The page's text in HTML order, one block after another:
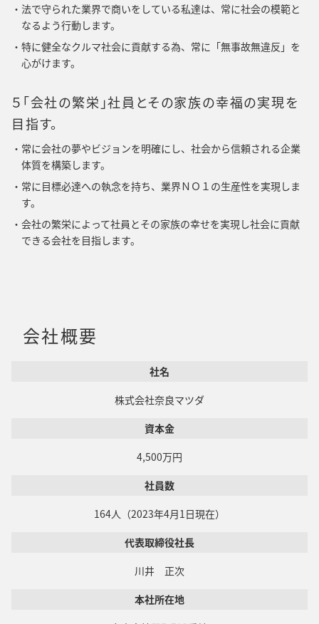
法で守られた業界で商いをしている私達は、常に社会の模範と
なるよう行動します。
特に健全なクルマ社会に貢献する為、常に「無事故無違反」を
心がけます。
５「会社の繁栄」社員とその家族の幸福の実現を
目指す。
常に会社の夢やビジョンを明確にし、社会から信頼される企業
体質を構築します。
常に目標必達への執念を持ち、業界ＮＯ１の生産性を実現しま
す。
会社の繁栄によって社員とその家族の幸せを実現し社会に貢献
できる会社を目指します。
会社概要
社名
株式会社奈良マツダ
資本金
4,500万円
社員数
164人（2023年4月1日現在）
代表取締役社長
川井 正次
本社所在地